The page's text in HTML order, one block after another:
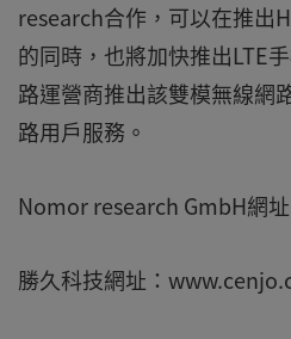
research合作，可以在推出
的同時，也將加快推出LTE
路運營商推出該雙模無線網
路用戶服務。
Nomor research GmbH網
勝久科技網址：